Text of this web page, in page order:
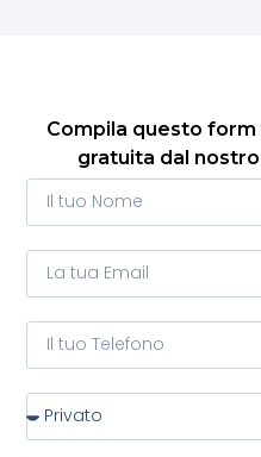
Compila questo
gratuita dal